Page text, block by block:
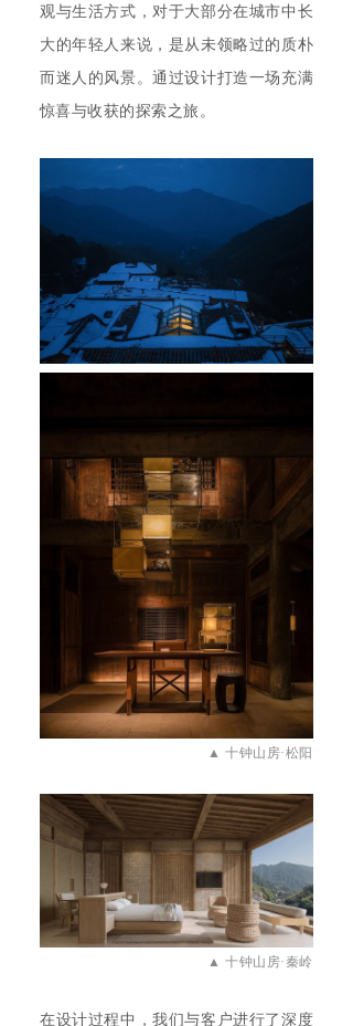
观与生活方式，对于大部分在城市中长
大的年轻人来说，是从未领略过的质朴
而迷人的风景。通过设计打造一场充满
惊喜与收获的探索之旅。
▲十钟山房·松阳
▲十钟山房·秦岭
在设计过程中，我们与客户进行了深度